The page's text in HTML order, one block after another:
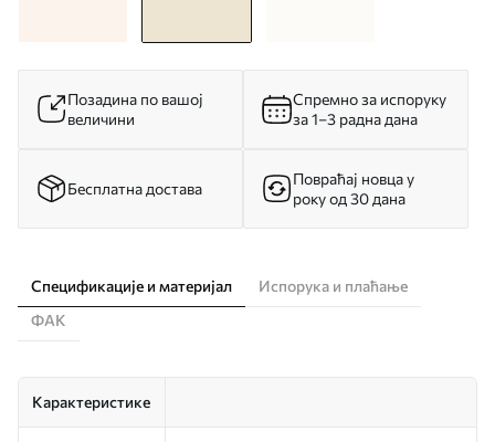
Позадина по вашој
величини
Спремно за испоруку
за 1–3 радна дана
Бесплатна достава
Повраћај новца у
року од 30 дана
Спецификације и материјал
Испорука и плаћање
ФАК
Карактеристике